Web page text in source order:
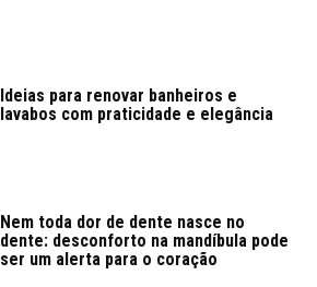
Ideias para renovar banheiros e
lavabos com praticidade e elegância
Nem toda dor de dente nasce no
dente: desconforto na mandíbula pode
ser um alerta para o coração